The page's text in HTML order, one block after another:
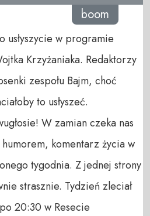
boom
usłyszycie w programie
Krzyżaniaka. Redaktorzy
zespołu Bajm, choć
to usłyszeć.
W zamian czeka nas
komentarz życia w
tygodnia. Z jednej strony
strasznie. Tydzień zleciał
20:30 w Resecie